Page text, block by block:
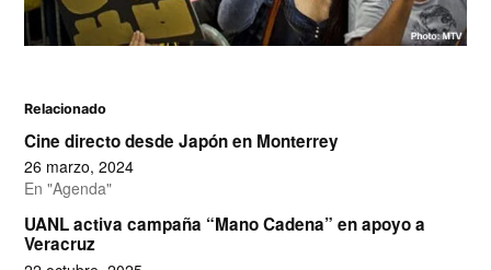
Relacionado
Cine directo desde Japón en Monterrey
26 marzo, 2024
En "Agenda"
UANL activa campaña “Mano Cadena” en apoyo a
Veracruz